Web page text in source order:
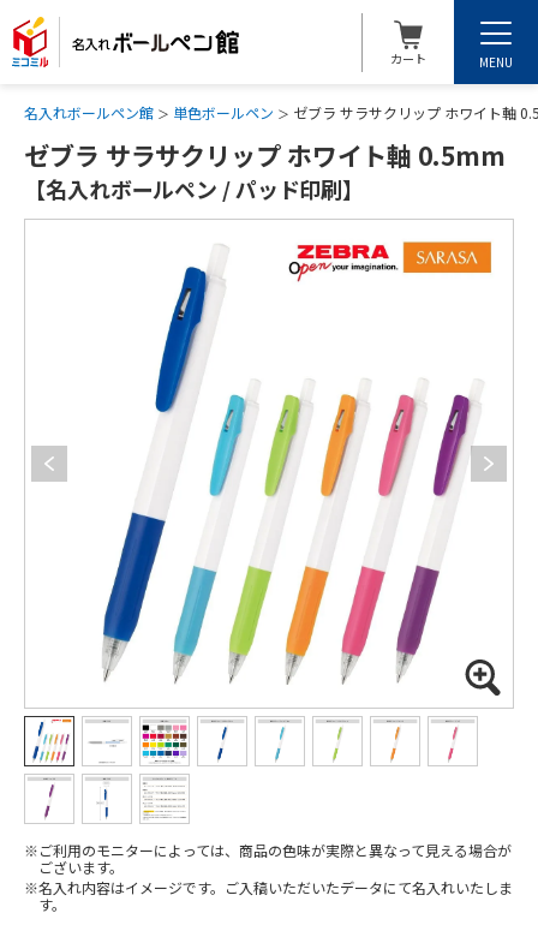
カート MENU
名入れボールペン館 単色ボールペン ゼブラ サラサクリップ ホワイト軸
ゼブラ サラサクリップ ホワイト軸 0.5mm
【名入れボールペン / パッド印刷】
ご利用のモニターによっては、商品の色味が実際と異なって見える場合が
ございます。
名入れ内容はイメージです。ご入稿いただいたデータにて名入れいたしま
す。